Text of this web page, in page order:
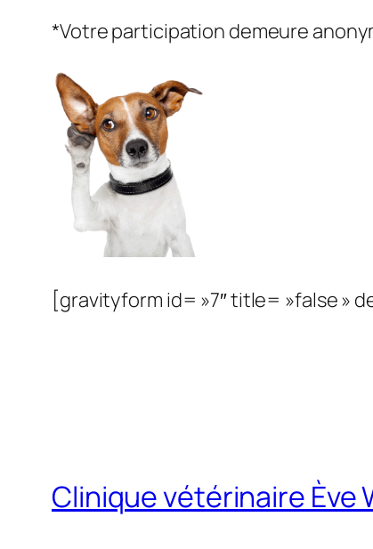
*Votre participation demeure
[gravityform id= »7″ title= »false »
Clinique vétérinaire Ève